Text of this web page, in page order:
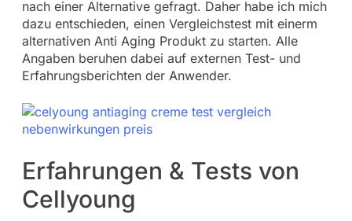
nach einer Alternative gefragt. Daher habe ich mich
dazu entschieden, einen Vergleichstest mit einerm
alternativen Anti Aging Produkt zu starten. Alle
Angaben beruhen dabei auf externen Test- und
Erfahrungsberichten der Anwender.
Erfahrungen & Tests von
Cellyoung